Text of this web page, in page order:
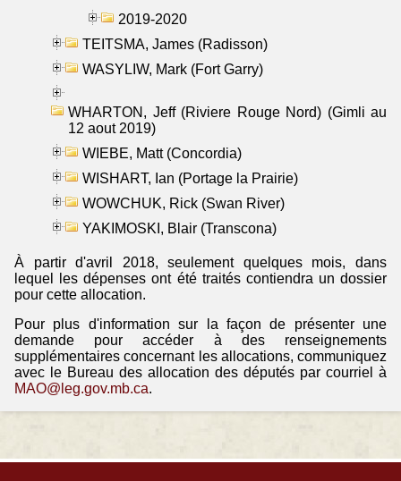
2019-2020
TEITSMA, James (Radisson)
WASYLIW, Mark (Fort Garry)
WHARTON, Jeff (Riviere Rouge Nord) (Gimli au
12 aout 2019)
WIEBE, Matt (Concordia)
WISHART, Ian (Portage la Prairie)
WOWCHUK, Rick (Swan River)
YAKIMOSKI, Blair (Transcona)
À partir d'avril 2018, seulement quelques mois, dans
lequel les dépenses ont été traités contiendra un dossier
pour cette allocation.
Pour plus d'information sur la façon de présenter une
demande pour accéder à des renseignements
supplémentaires concernant les allocations, communiquez
avec le Bureau des allocation des députés par courriel à
MAO@leg.gov.mb.ca.